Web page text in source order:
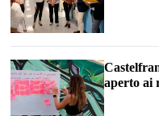
aperto ai